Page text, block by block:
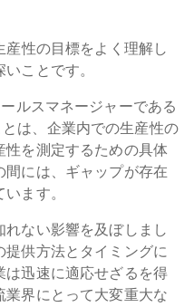
性の目標をよく理解し
ことです。
ルスマネージャーである
は、企業内での生産性の
性を測定するための具体
間には、ギャップが存在
ます。
れない影響を及ぼしまし
供方法とタイミングに
は迅速に適応せざるを得
業界にとって大変重大な